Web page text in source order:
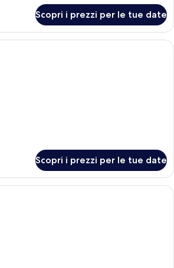
Scopri i prezzi per le tue date
Una camera d'albergo con un letto
Scopri i prezzi per le tue date
Camera d'albergo con un letto